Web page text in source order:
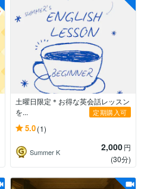
土曜日限定＊お得な英会話レッスン
を...
定期購入可
5.0(1)
Summer K 2,000円
(30分)